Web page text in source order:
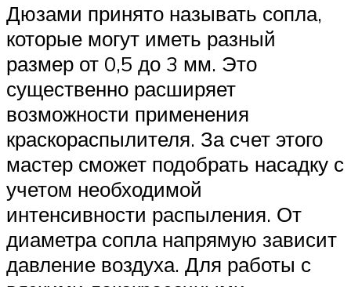
Дюзами принято называть сопла,
которые могут иметь разный
размер от 0,5 до 3 мм. Это
существенно расширяет
возможности применения
краскораспылителя. За счет этого
мастер сможет подобрать насадку с
учетом необходимой
интенсивности распыления. От
диаметра сопла напрямую зависит
давление воздуха. Для работы с